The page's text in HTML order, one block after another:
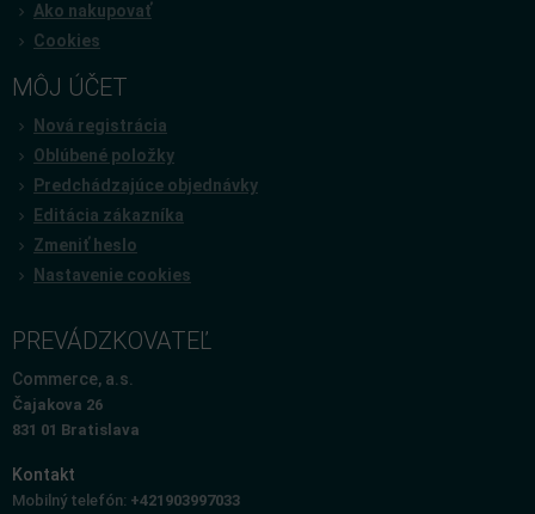
Ako nakupovať
Cookies
MÔJ ÚČET
Nová registrácia
Oblúbené položky
Predchádzajúce objednávky
Editácia zákazníka
Zmeniť heslo
Nastavenie cookies
PREVÁDZKOVATEĽ
Commerce, a.s.
Čajakova 26
831 01 Bratislava
Kontakt
Mobilný telefón: +421903997033